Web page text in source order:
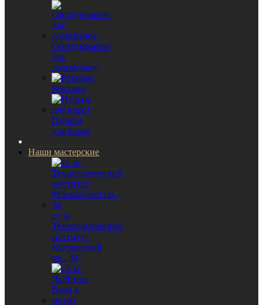
Оборудование
для
домофонов
Реклама
Пульты
для ворот
Наши мастерские
ст. м.
Технологический
институт,
Московский
пр., 34